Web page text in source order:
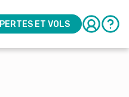
PERTES ET VOLS